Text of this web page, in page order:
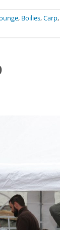
, Boilies,Carp,